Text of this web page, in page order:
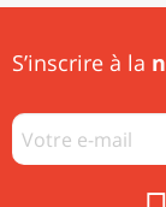
S’inscrire à la